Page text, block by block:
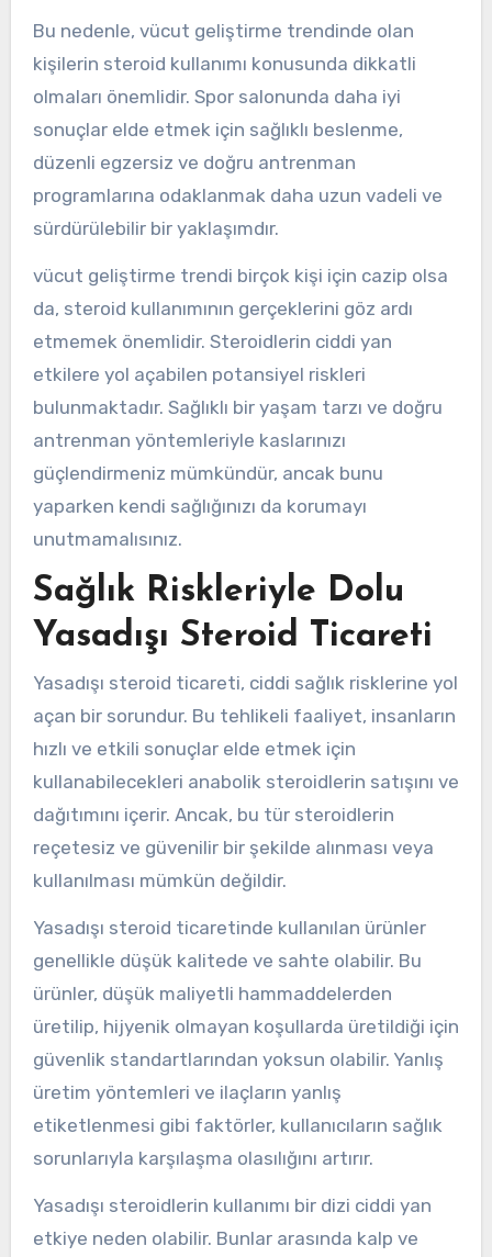
Bu nedenle, vücut geliştirme trendinde olan
kişilerin steroid kullanımı konusunda dikkatli
olmaları önemlidir. Spor salonunda daha iyi
sonuçlar elde etmek için sağlıklı beslenme,
düzenli egzersiz ve doğru antrenman
programlarına odaklanmak daha uzun vadeli ve
sürdürülebilir bir yaklaşımdır.
vücut geliştirme trendi birçok kişi için cazip olsa
da, steroid kullanımının gerçeklerini göz ardı
etmemek önemlidir. Steroidlerin ciddi yan
etkilere yol açabilen potansiyel riskleri
bulunmaktadır. Sağlıklı bir yaşam tarzı ve doğru
antrenman yöntemleriyle kaslarınızı
güçlendirmeniz mümkündür, ancak bunu
yaparken kendi sağlığınızı da korumayı
unutmamalısınız.
Sağlık Riskleriyle Dolu
Yasadışı Steroid Ticareti
Yasadışı steroid ticareti, ciddi sağlık risklerine yol
açan bir sorundur. Bu tehlikeli faaliyet, insanların
hızlı ve etkili sonuçlar elde etmek için
kullanabilecekleri anabolik steroidlerin satışını ve
dağıtımını içerir. Ancak, bu tür steroidlerin
reçetesiz ve güvenilir bir şekilde alınması veya
kullanılması mümkün değildir.
Yasadışı steroid ticaretinde kullanılan ürünler
genellikle düşük kalitede ve sahte olabilir. Bu
ürünler, düşük maliyetli hammaddelerden
üretilip, hijyenik olmayan koşullarda üretildiği için
güvenlik standartlarından yoksun olabilir. Yanlış
üretim yöntemleri ve ilaçların yanlış
etiketlenmesi gibi faktörler, kullanıcıların sağlık
sorunlarıyla karşılaşma olasılığını artırır.
Yasadışı steroidlerin kullanımı bir dizi ciddi yan
etkiye neden olabilir. Bunlar arasında kalp ve